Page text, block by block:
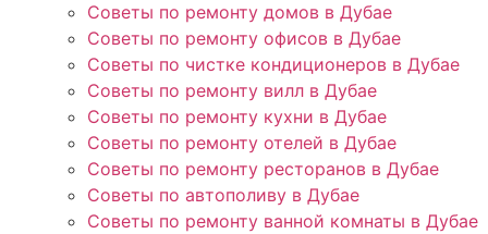
Советы по ремонту домов в Дубае
Советы по ремонту офисов в Дубае
Советы по чистке кондиционеров в Дубае
Советы по ремонту вилл в Дубае
Советы по ремонту кухни в Дубае
Советы по ремонту отелей в Дубае
Советы по ремонту ресторанов в Дубае
Советы по автополиву в Дубае
Советы по ремонту ванной комнаты в Дубае